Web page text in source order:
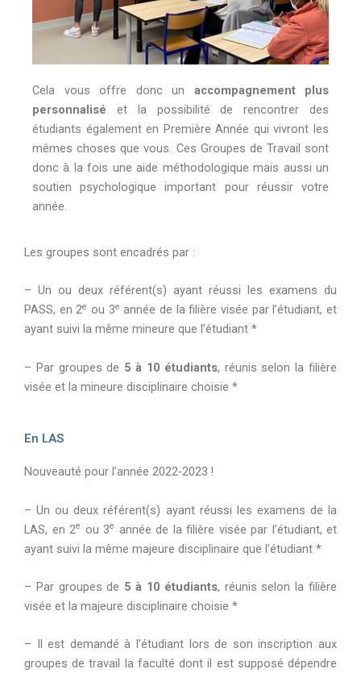
Cela vous offre donc un accompagnement plus
personnalisé et la possibilité de rencontrer des
étudiants également en Première Année qui vivront les
mêmes choses que vous. Ces Groupes de Travail sont
donc à la fois une aide méthodologique mais aussi un
soutien psychologique important pour réussir votre
année.
Les groupes sont encadrés par :
– Un ou deux référent(s) ayant réussi les examens du
PASS, en 2e ou 3e année de la filière visée par l’étudiant, et
ayant suivi la même mineure que l’étudiant *
– Par groupes de 5 à 10 étudiants, réunis selon la filière
visée et la mineure disciplinaire choisie *
En LAS
Nouveauté pour l’année 2022-2023 !
– Un ou deux référent(s) ayant réussi les examens de la
LAS, en 2e ou 3e année de la filière visée par l’étudiant, et
ayant suivi la même majeure disciplinaire que l’étudiant *
– Par groupes de 5 à 10 étudiants, réunis selon la filière
visée et la majeure disciplinaire choisie *
– Il est demandé à l’étudiant lors de son inscription aux
groupes de travail la faculté dont il est supposé dépendre